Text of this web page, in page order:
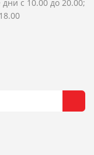
с 10.00 до 20.00;